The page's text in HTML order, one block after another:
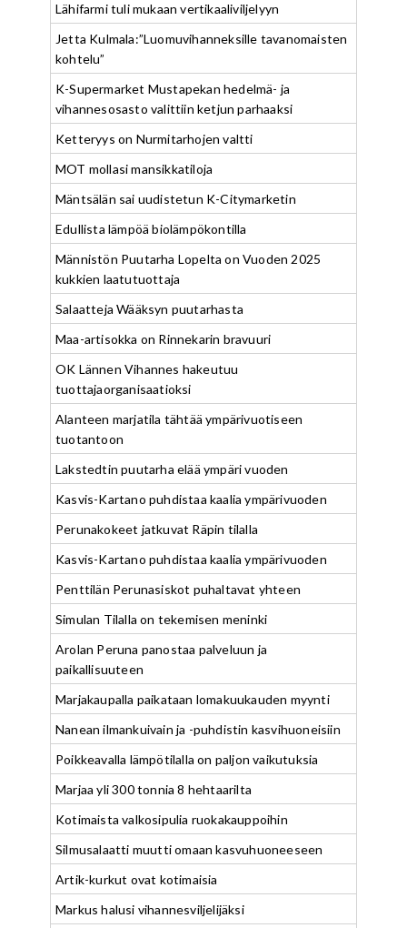
Lähifarmi tuli mukaan vertikaaliviljelyyn
Jetta Kulmala:”Luomuvihanneksille tavanomaisten
kohtelu”
K-Supermarket Mustapekan hedelmä- ja
vihannesosasto valittiin ketjun parhaaksi
Ketteryys on Nurmitarhojen valtti
MOT mollasi mansikkatiloja
Mäntsälän sai uudistetun K-Citymarketin
Edullista lämpöä biolämpökontilla
Männistön Puutarha Lopelta on Vuoden 2025
kukkien laatutuottaja
Salaatteja Wääksyn puutarhasta
Maa-artisokka on Rinnekarin bravuuri
OK Lännen Vihannes hakeutuu
tuottajaorganisaatioksi
Alanteen marjatila tähtää ympärivuotiseen
tuotantoon
Lakstedtin puutarha elää ympäri vuoden
Kasvis-Kartano puhdistaa kaalia ympärivuoden
Perunakokeet jatkuvat Räpin tilalla
Kasvis-Kartano puhdistaa kaalia ympärivuoden
Penttilän Perunasiskot puhaltavat yhteen
Simulan Tilalla on tekemisen meninki
Arolan Peruna panostaa palveluun ja
paikallisuuteen
Marjakaupalla paikataan lomakuukauden myynti
Nanean ilmankuivain ja -puhdistin kasvihuoneisiin
Poikkeavalla lämpötilalla on paljon vaikutuksia
Marjaa yli 300 tonnia 8 hehtaarilta
Kotimaista valkosipulia ruokakauppoihin
Silmusalaatti muutti omaan kasvuhuoneeseen
Artik-kurkut ovat kotimaisia
Markus halusi vihannesviljelijäksi